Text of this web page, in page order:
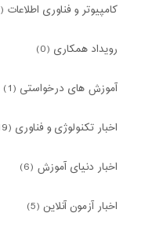
کامپیوتر و فناوری اطلاعات (6)
رویداد همکاری (0)
آموزش های درخواستی (1)
اخبار تکنولوژی و فناوری (19)
اخبار دنیای آموزش (6)
اخبار آزمون آنلاین (5)